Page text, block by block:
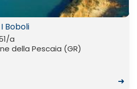
Boboli
a
della Pescaia (GR)
➜